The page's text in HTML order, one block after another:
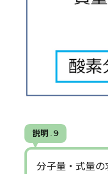
説明 . 9
分子量・式量の